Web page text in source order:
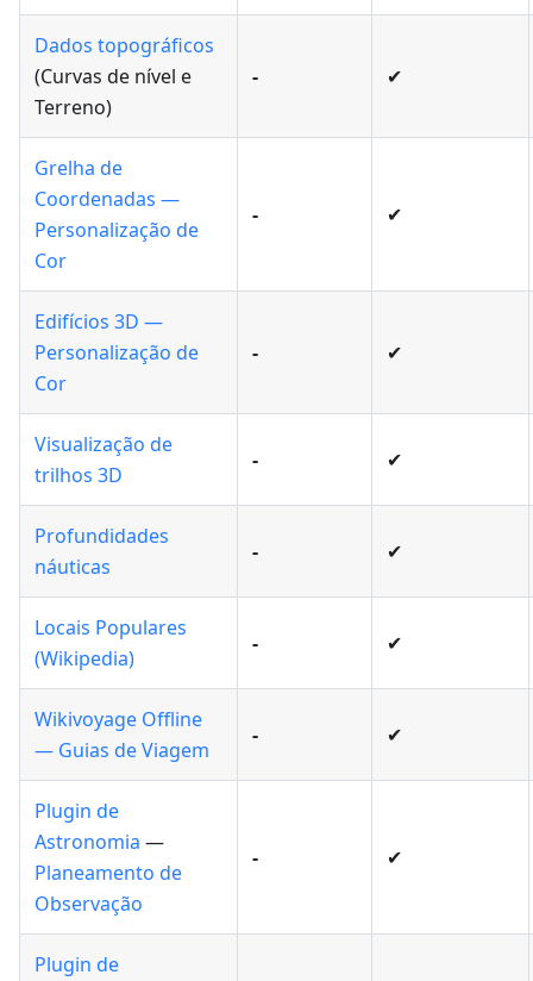
Dados topográficos
(Curvas de nível e
Terreno)
- ✔
Grelha de
Coordenadas —
Personalização de
Cor
- ✔
Edifícios 3D —
Personalização de
Cor
- ✔
Visualização de
trilhos 3D
- ✔
Profundidades
náuticas
- ✔
Locais Populares
(Wikipedia)
- ✔
Wikivoyage Offline
— Guias de Viagem
- ✔
Plugin de
Astronomia —
Planeamento de
Observação
- ✔
Plugin de